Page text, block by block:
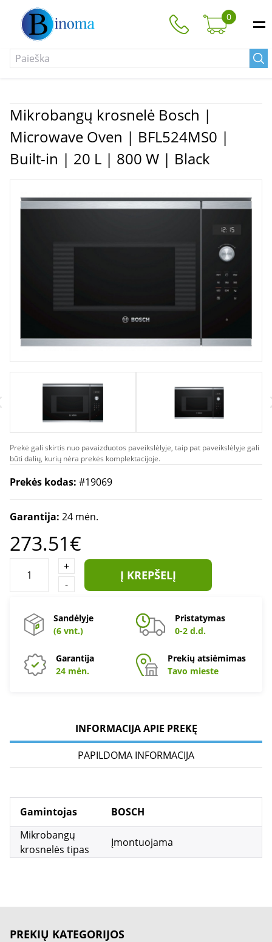
0
Mikrobangų krosnelė Bosch |
Microwave Oven | BFL524MS0 |
Built-in | 20 L | 800 W | Black
Prekė gali skirtis nuo pavaizduotos paveikslėlyje, taip pat paveikslėlyje gali
būti dalių, kurių nėra prekės komplektacijoje.
Prekės kodas: #19069
Garantija: 24 mėn.
273.51€
+
-
Į KREPŠELĮ
Sandėlyje
(6 vnt.)
Pristatymas
0-2 d.d.
Garantija
24 mėn.
Prekių atsiėmimas
Tavo mieste
INFORMACIJA APIE PREKĘ
PAPILDOMA INFORMACIJA
Gamintojas
BOSCH
Mikrobangų
krosnelės tipas
Įmontuojama
PREKIŲ KATEGORIJOS